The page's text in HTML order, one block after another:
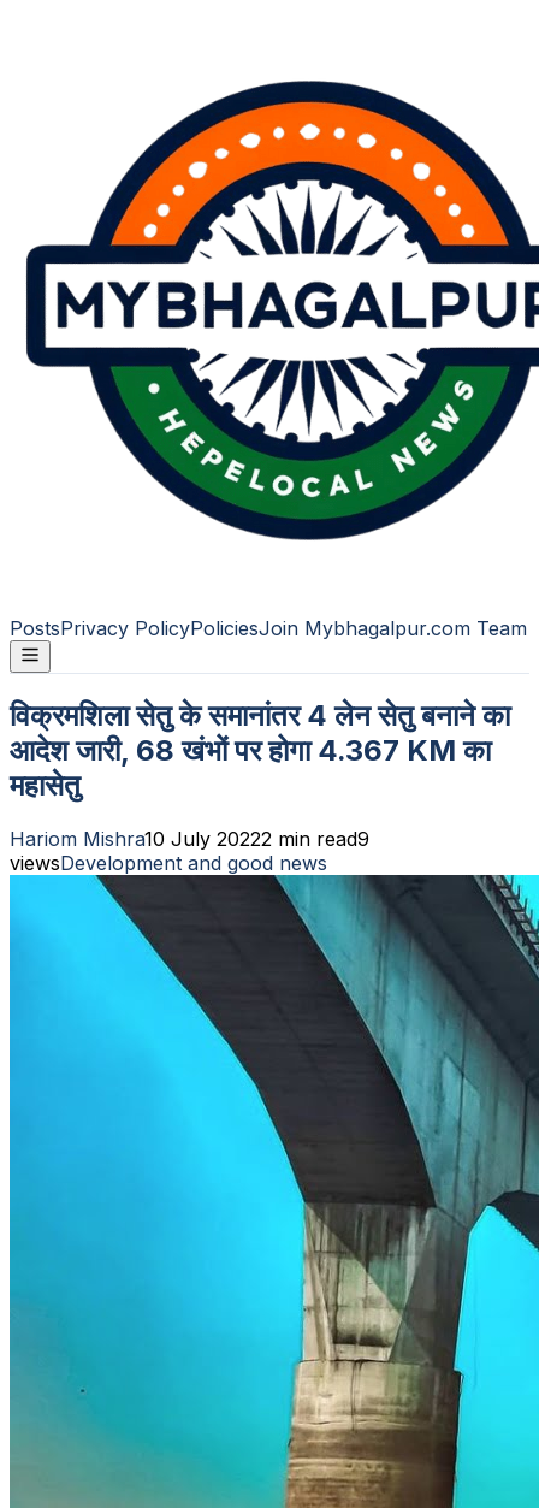
PostsPrivacy PolicyPoliciesJoin Mybhagalpur.com Team
विक्रमशिला सेतु के समानांतर 4 लेन सेतु बनाने का
आदेश जारी, 68 खंभों पर होगा 4.367 KM का
महासेतु
Hariom Mishra10 July 20222 min read9
viewsDevelopment and good news